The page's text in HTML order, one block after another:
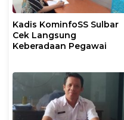
Kadis KominfoSS Sulbar
Cek Langsung
Keberadaan Pegawai